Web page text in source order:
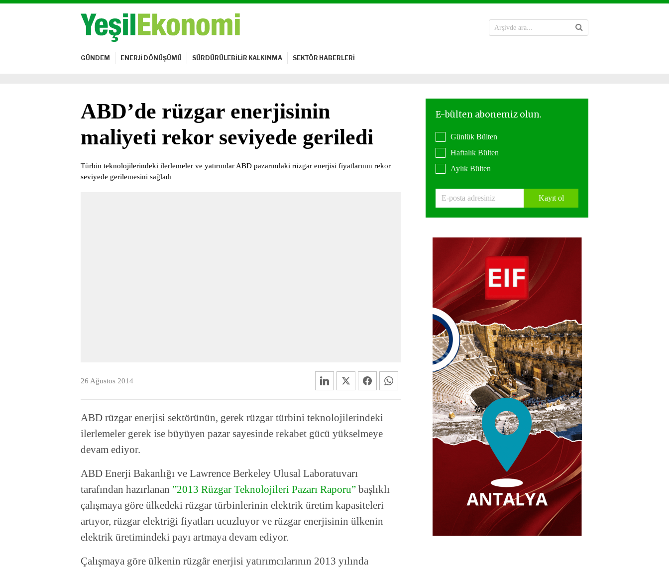
GÜNDEM ENERJİ DÖNÜŞÜMÜ SÜRDÜRÜLEBİLİR KALKINMA SEKTÖR HABERLERİ
ABD’de rüzgar enerjisinin
maliyeti rekor seviyede geriledi
Türbin teknolojilerindeki ilerlemeler ve yatırımlar ABD pazarındaki rüzgar enerjisi fiyatlarının rekor
seviyede gerilemesini sağladı
26 Ağustos 2014
ABD rüzgar enerjisi sektörünün, gerek rüzgar türbini teknolojilerindeki
ilerlemeler gerek ise büyüyen pazar sayesinde rekabet gücü yükselmeye
devam ediyor.
ABD Enerji Bakanlığı ve Lawrence Berkeley Ulusal Laboratuvarı
tarafından hazırlanan ”2013 Rüzgar Teknolojileri Pazarı Raporu” başlıklı
çalışmaya göre ülkedeki rüzgar türbinlerinin elektrik üretim kapasiteleri
artıyor, rüzgar elektriği fiyatları ucuzluyor ve rüzgar enerjisinin ülkenin
elektrik üretimindeki payı artmaya devam ediyor.
Çalışmaya göre ülkenin rüzgâr enerjisi yatırımcılarının 2013 yılında
Günlük Bülten
Haftalık Bülten
Aylık Bülten
Kayıt ol